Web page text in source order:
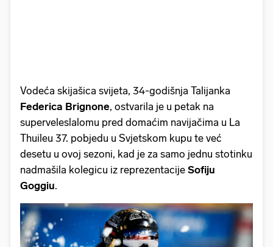
Vodeća skijašica svijeta, 34-godišnja Talijanka
Federica Brignone, ostvarila je u petak na
superveleslalomu pred domaćim navijačima u La
Thuileu 37. pobjedu u Svjetskom kupu te već
desetu u ovoj sezoni, kad je za samo jednu stotinku
nadmašila kolegicu iz reprezentacije Sofiju
Goggiu.